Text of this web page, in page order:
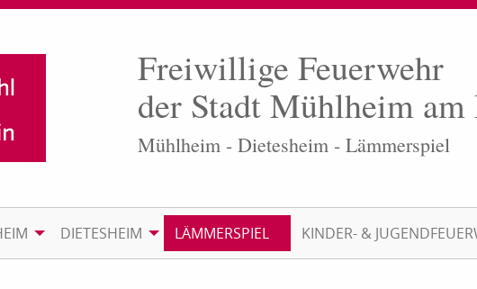
Freiwillige Feuerwehr
der Stadt Mühlheim
Mühlheim - Dietesheim - Lämmerspiel
DIETESHEIM LÄMMERSPIEL KINDER- &